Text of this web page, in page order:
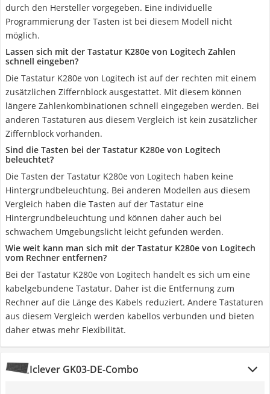
durch den Hersteller vorgegeben. Eine individuelle
Programmierung der Tasten ist bei diesem Modell nicht
möglich.
Lassen sich mit der Tastatur K280e von Logitech Zahlen
schnell eingeben?
Die Tastatur K280e von Logitech ist auf der rechten mit einem
zusätzlichen Ziffernblock ausgestattet. Mit diesem können
längere Zahlenkombinationen schnell eingegeben werden. Bei
anderen Tastaturen aus diesem Vergleich ist kein zusätzlicher
Ziffernblock vorhanden.
Sind die Tasten bei der Tastatur K280e von Logitech
beleuchtet?
Die Tasten der Tastatur K280e von Logitech haben keine
Hintergrundbeleuchtung. Bei anderen Modellen aus diesem
Vergleich haben die Tasten auf der Tastatur eine
Hintergrundbeleuchtung und können daher auch bei
schwachem Umgebungslicht leicht gefunden werden.
Wie weit kann man sich mit der Tastatur K280e von Logitech
vom Rechner entfernen?
Bei der Tastatur K280e von Logitech handelt es sich um eine
kabelgebundene Tastatur. Daher ist die Entfernung zum
Rechner auf die Länge des Kabels reduziert. Andere Tastaturen
aus diesem Vergleich werden kabellos verbunden und bieten
daher etwas mehr Flexibilität.
Iclever GK03-DE-Combo